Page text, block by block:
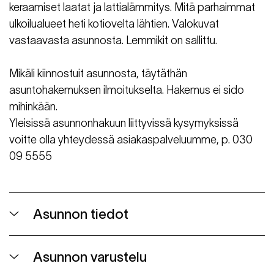
keraamiset laatat ja lattialämmitys. Mitä parhaimmat
ulkoilualueet heti kotiovelta lähtien. Valokuvat
vastaavasta asunnosta. Lemmikit on sallittu.
Mikäli kiinnostuit asunnosta, täytäthän
asuntohakemuksen ilmoitukselta. Hakemus ei sido
mihinkään.
Yleisissä asunnonhakuun liittyvissä kysymyksissä
voitte olla yhteydessä asiakaspalveluumme, p. 030
09 5555
Asunnon tiedot
Asunnon varustelu